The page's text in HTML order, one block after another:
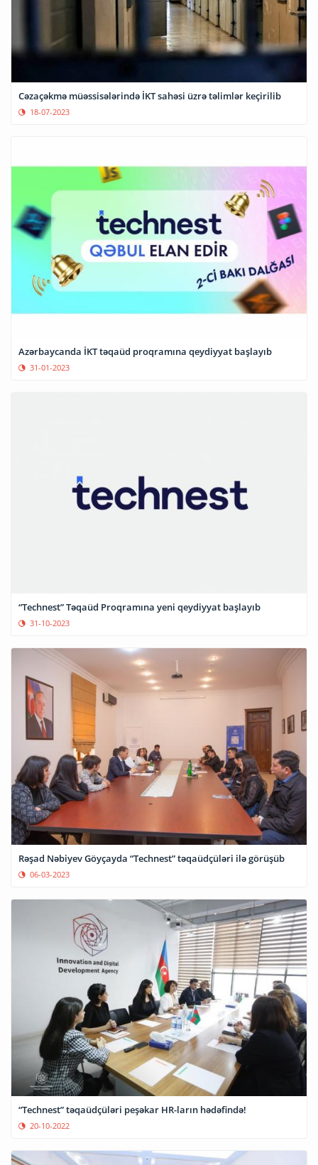
Cəzaçəkmə müəssisələrində İKT sahəsi üzrə təlimlər keçirilib
18-07-2023
Azərbaycanda İKT təqaüd proqramına qeydiyyat başlayıb
31-01-2023
“Technest” Təqaüd Proqramına yeni qeydiyyat başlayıb
31-10-2023
Rəşad Nəbiyev Göyçayda “Technest” təqaüdçüləri ilə görüşüb
06-03-2023
“Technest” təqaüdçüləri peşəkar HR-ların hədəfində!
20-10-2022